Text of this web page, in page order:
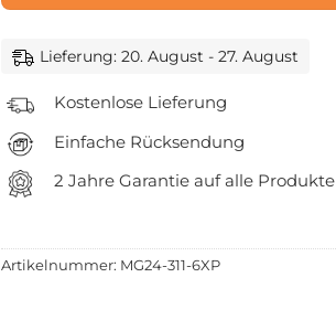
Lieferung: 20. August - 27. August
Kostenlose Lieferung
Einfache Rücksendung
2 Jahre Garantie auf alle Produkte
Artikelnummer: MG24-311-6XP